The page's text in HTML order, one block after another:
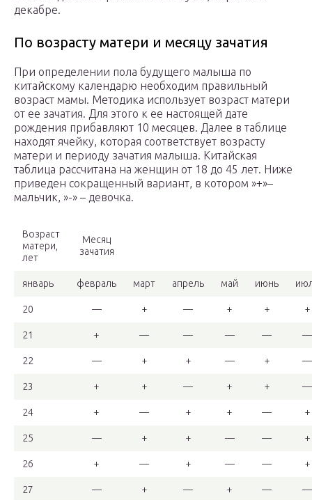
декабре.
По возрасту матери и месяцу зачатия
При определении пола будущего малыша по
китайскому календарю необходим правильный
возраст мамы. Методика использует возраст матери
от ее зачатия. Для этого к ее настоящей дате
рождения прибавляют 10 месяцев. Далее в таблице
находят ячейку, которая соответствует возрасту
матери и периоду зачатия малыша. Китайская
таблица рассчитана на женщин от 18 до 45 лет. Ниже
приведен сокращенный вариант, в котором »+»–
мальчик, »-» – девочка.
Возраст
матери,
лет
Месяц
зачатия
январь февраль март апрель май июнь
20 — + — + + +
21 + — — — — —
22 — + + — + —
23 + + — + + —
24 + — + + — +
25 — + + — — +
26 + — + — — +
27 — + — + — —